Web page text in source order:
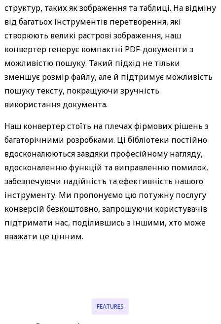
структур, таких як зображення та таблиці. На відміну
від багатьох інструментів перетворення, які
створюють великі растрові зображення, наш
конвертер генерує компактні PDF-документи з
можливістю пошуку. Такий підхід не тільки
зменшує розмір файлу, але й підтримує можливість
пошуку тексту, покращуючи зручність
використання документа.
Наш конвертер стоїть на плечах фірмових рішень з
багаторічними розробками. Ці бібліотеки постійно
вдосконалюються завдяки професійному нагляду,
вдосконаленню функцій та виправленню помилок,
забезпечуючи надійність та ефективність нашого
інструменту. Ми пропонуємо цю потужну послугу
конверсій безкоштовно, запрошуючи користувачів
підтримати нас, поділившись з іншими, хто може
вважати це цінним.
FEATURES